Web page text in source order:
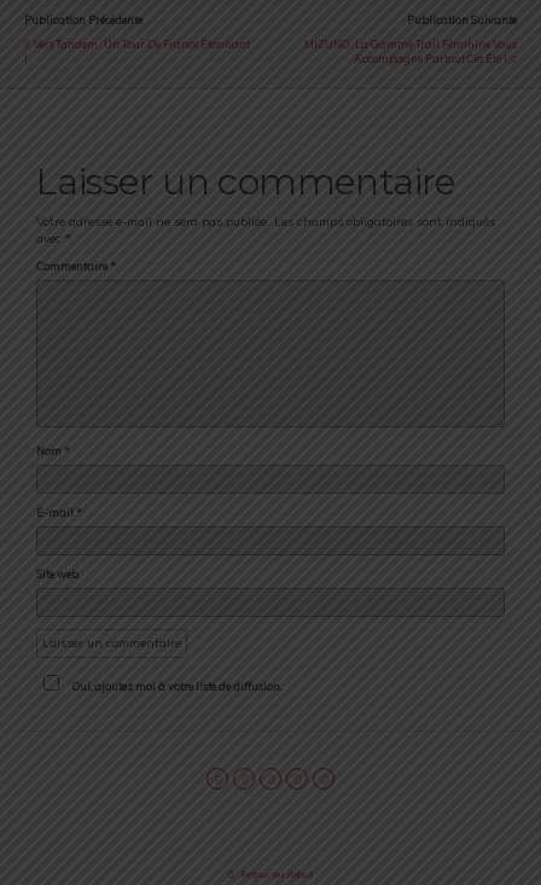
Publication Précédente
Vert Tandem : Un Tour De France Étonnant
!
Publication Suivante
MIZUNO : La Gamme Trail Féminine Vous
Accompagne Partout Cet Été !
Laisser un commentaire
Votre adresse e-mail ne sera pas publiée. Les champs obligatoires sont indiqués
avec *
Commentaire *
Nom *
E-mail *
Site web
Oui, ajoutez moi à votre liste de diffusion.
Retour au début